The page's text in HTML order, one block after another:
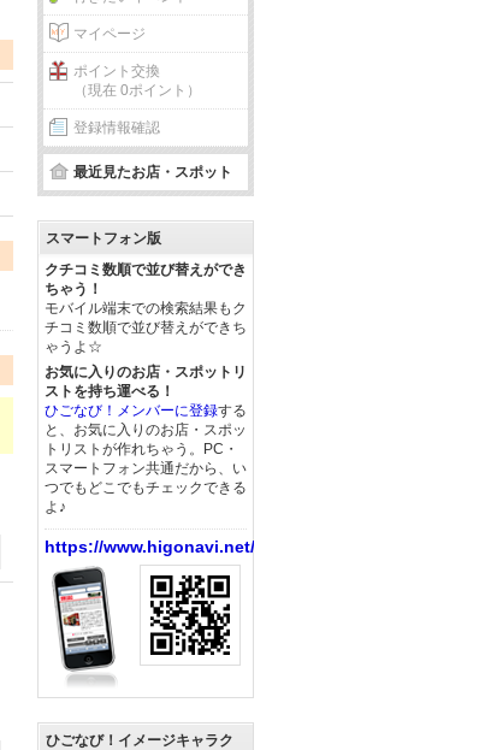
マイページ
ポイント交換
（現在 0ポイント）
登録情報確認
最近見たお店・スポット
スマートフォン版
クチコミ数順で並び替えができ
ちゃう！
モバイル端末での検索結果もク
チコミ数順で並び替えができち
ゃうよ☆
お気に入りのお店・スポットリ
ストを持ち運べる！
ひごなび！メンバーに登録する
と、お気に入りのお店・スポッ
トリストが作れちゃう。PC・
スマートフォン共通だから、い
つでもどこでもチェックできる
よ♪
https://www.higonavi.net/
ひごなび！イメージキャラク